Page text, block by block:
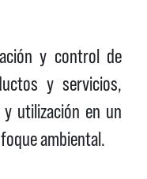
y control de
y servicios,
utilización en un
ambiental.